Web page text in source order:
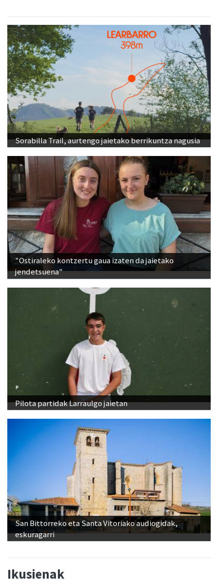
Sorabilla Trail, aurtengo jaietako berrikuntza nagusia
"Ostiraleko kontzertu gaua izaten da jaietako
jendetsuena"
Pilota partidak Larraulgo jaietan
San Bittorreko eta Santa Vitoriako audiogidak,
eskuragarri